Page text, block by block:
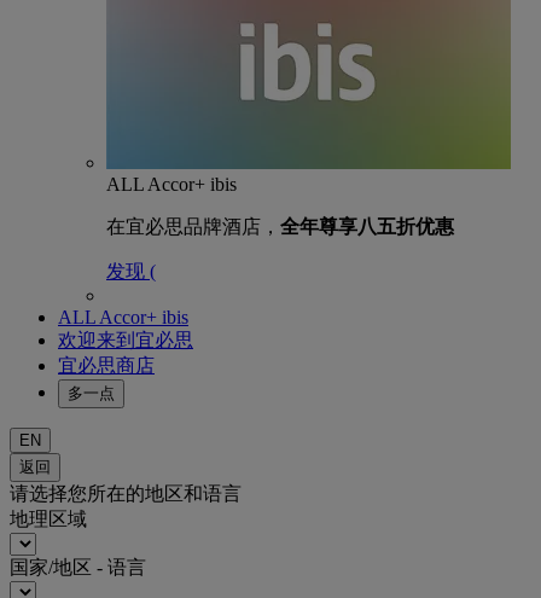
ALL Accor+ ibis
在宜必思品牌酒店， 全年尊享八五折优惠
发现 (
ALL Accor+ ibis
欢迎来到宜必思
宜必思商店
多一点
EN
返回
请选择您所在的地区和语言
地理区域
国家/地区 - 语言